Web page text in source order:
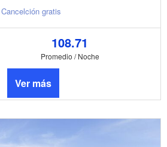
Cancelción gratis
108.71
Promedio / Noche
Ver más